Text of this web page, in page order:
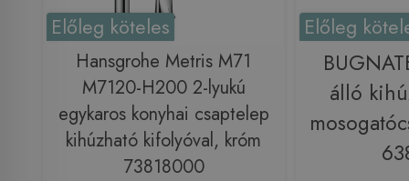
Előleg köteles
Hansgrohe Metris M71
M7120-H200 2-lyukú
egykaros konyhai csaptelep
kihúzható kifolyóval, króm
73818000
Előleg
álló